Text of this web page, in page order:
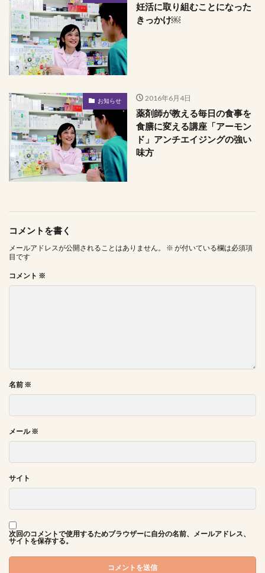
妊活に取り組むことになった
きっかけ￼
お知らせ 2016年6月4日
薬剤師が教える毎日の食事を
食膳に変える講座「アーモン
ド」アンチエイジングの強い
味方
コメントを書く
メールアドレスが公開されることはありません。 ※ が付いている欄は必須項
目です
コメント ※
名前 ※
メール※
サイト
次回のコメントで使用するためブラウザーに自分の名前、メールアドレス、
サイトを保存する。